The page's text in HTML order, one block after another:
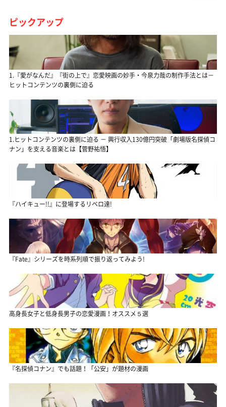
ピックアップ
1.『愛がなんだ』『街の上で』恋愛映画の妙手・今泉力哉の制作手法とは－
ヒットコンテンツの裏側に迫る
1.ヒットコンテンツの裏側に迫る － 興行収入130億円突破「劇場版名探偵コ
ナン」を支える音楽とは【菅野祐悟】
『ハイキュー!!』に登場するリベロ達!
『Fate』シリーズを時系列順で振り返ってみよう!
高身長女子と低身長男子の恋愛漫画！オススメ５選
『名探偵コナン』でも話題！「公安」が題材の漫画